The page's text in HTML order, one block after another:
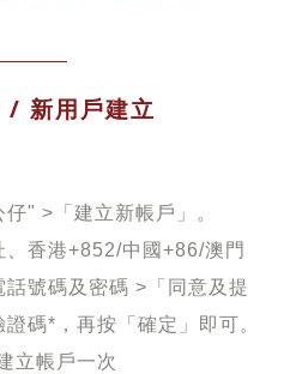
/ 新用戶建立
" >「建立新帳戶」。
香港+852/中國+86/澳門
號碼及密碼 >「同意及提
碼*，再按「確定」即可。
立帳戶一次